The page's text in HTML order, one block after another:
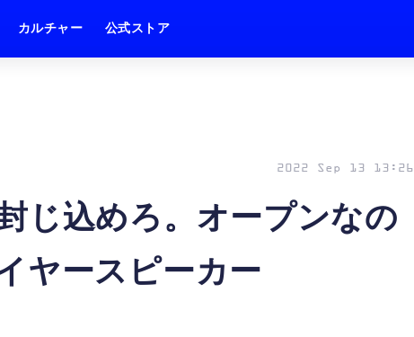
カルチャー 公式ストア
じ込めろ。オープンなの
ヤースピーカー
2022 Sep 13 13:26